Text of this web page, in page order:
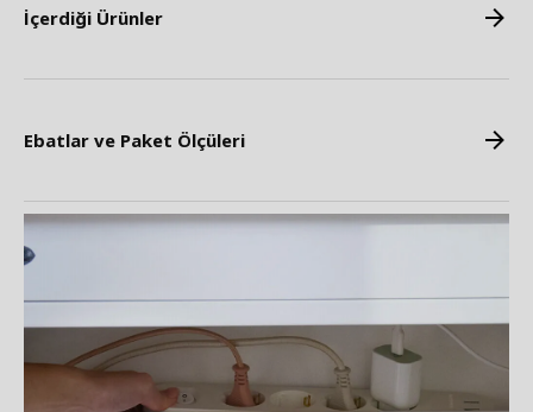
İçerdiği Ürünler
Ebatlar ve Paket Ölçüleri